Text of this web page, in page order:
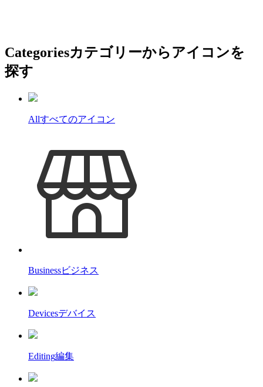
Categoriesカテゴリーからアイコンを
探す
Allすべてのアイコン
Businessビジネス
Devicesデバイス
Editing編集